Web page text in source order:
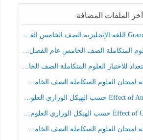
آخر الملفات المضافة
الصف الخامس عام الفصل الدراسي الثالث 2025-2026
العلوم المتكاملة الصف الخامس عام الفصل الثالث
المتكاملة الصف الخامس انسبير الفصل الثالث
العلوم المتكاملة الصف الخامس عام الفصل الثالث